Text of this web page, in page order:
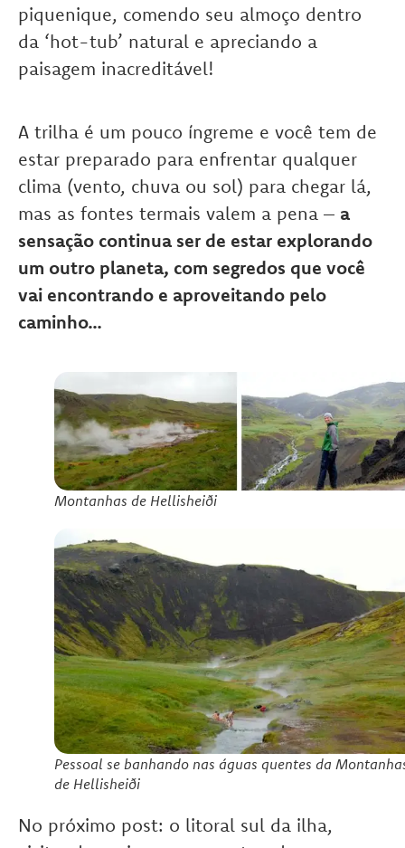
piquenique, comendo seu almoço dentro
da ‘hot-tub’ natural e apreciando a
paisagem inacreditável!
A trilha é um pouco íngreme e você tem de
estar preparado para enfrentar qualquer
clima (vento, chuva ou sol) para chegar lá,
mas as fontes termais valem a pena – a
sensação continua ser de estar explorando
um outro planeta, com segredos que você
vai encontrando e aproveitando pelo
caminho…
Montanhas de Hellisheiði
Pessoal se banhando nas águas quentes da
de Hellisheiði
No próximo post: o litoral sul da ilha,